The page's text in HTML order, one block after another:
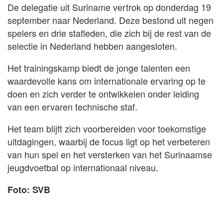
De delegatie uit Suriname vertrok op donderdag 19
september naar Nederland. Deze bestond uit negen
spelers en drie stafleden, die zich bij de rest van de
selectie in Nederland hebben aangesloten.
Het trainingskamp biedt de jonge talenten een
waardevolle kans om internationale ervaring op te
doen en zich verder te ontwikkelen onder leiding
van een ervaren technische staf.
Het team blijft zich voorbereiden voor toekomstige
uitdagingen, waarbij de focus ligt op het verbeteren
van hun spel en het versterken van het Surinaamse
jeugdvoetbal op internationaal niveau.
Foto: SVB